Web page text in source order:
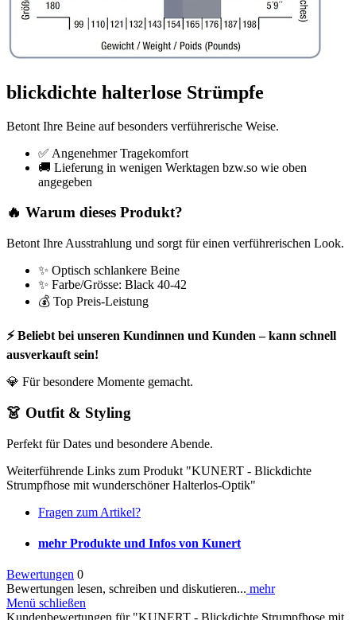
blickdichte halterlose Strümpfe
Betont Ihre Beine auf besonders verführerische Weise.
✅ Angenehmer Tragekomfort
🚚 Lieferung in wenigen Werktagen bzw.so wie oben
angegeben
🔥 Warum dieses Produkt?
Betont Ihre Ausstrahlung und sorgt für einen verführerischen Look.
✨ Optisch schlankere Beine
✨ Farbe/Grösse: Black 40-42
💰 Top Preis-Leistung
⚡ Beliebt bei unseren Kundinnen und Kunden – kann schnell
ausverkauft sein!
💎 Für besondere Momente gemacht.
👗 Outfit & Styling
Perfekt für Dates und besondere Abende.
Weiterführende Links zum Produkt "KUNERT - Blickdichte
Strumpfhose mit wunderschöner Halterlos-Optik"
Fragen zum Artikel?
mehr Produkte und Infos von Kunert
Bewertungen 0
Bewertungen lesen, schreiben und diskutieren... mehr
Menü schließen
Kundenbewertungen für "KUNERT - Blickdichte Strumpfhose mit